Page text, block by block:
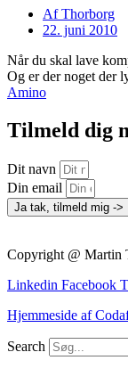
AfThorborg
22. juni 2010
Når du skal lave
Og er der noget der
Amino
Tilmeld dig
Dit navn
Din email
Ja tak, tilmeld mig ->
Copyright @ Martin
Linkedin Facebook
Hjemmeside af
Search